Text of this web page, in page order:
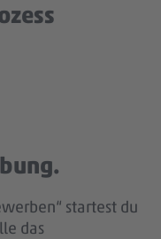
startest du
das